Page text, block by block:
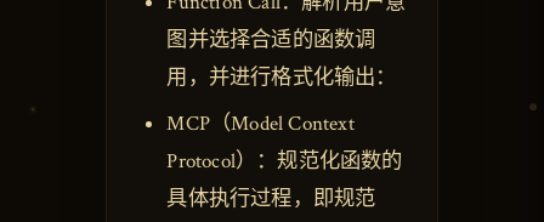
图并选择合适的函数调
用，并进行格式化输出：
MCP（Model Context
Protocol）：规范化函数的
具体执行过程，即规范